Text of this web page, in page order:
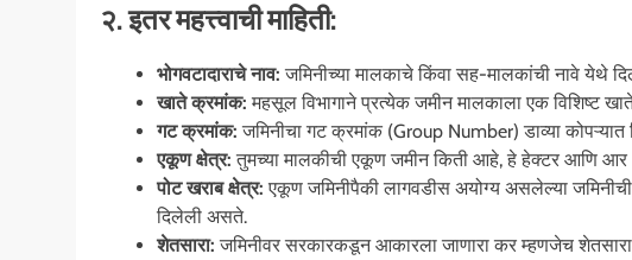
२. इतर महत्त्वाची माहिती:
भोगवटादाराचे नाव: जमिनीच्या मालकाचे किंवा सह-मालकांची नावे येथे
खाते क्रमांक: महसूल विभागाने प्रत्येक जमीन मालकाला एक विशिष्ट
गट क्रमांक: जमिनीचा गट क्रमांक (Group Number) डाव्या
एकूण क्षेत्र: तुमच्या मालकीची एकूण जमीन किती आहे, हे हेक्टर आणि
पोट खराब क्षेत्र: एकूण जमिनीपैकी लागवडीस अयोग्य असलेल्या जमिनीची
दिलेली असते.
शेतसारा: जमिनीवर सरकारकडून आकारला जाणारा कर म्हणजेच